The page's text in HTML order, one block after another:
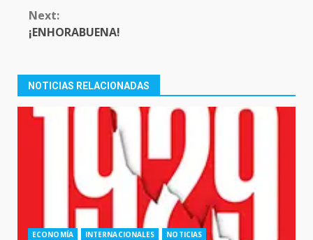
Next:
¡ENHORABUENA!
NOTICIAS RELACIONADAS
ECONOMÍA INTERNACIONALES
NOTICIAS